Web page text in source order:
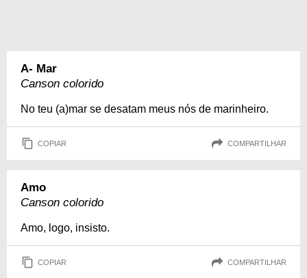
A- Mar
Canson colorido
No teu (a)mar se desatam meus nós de marinheiro.
COPIAR COMPARTILHAR
Amo
Canson colorido
Amo, logo, insisto.
COPIAR COMPARTILHAR